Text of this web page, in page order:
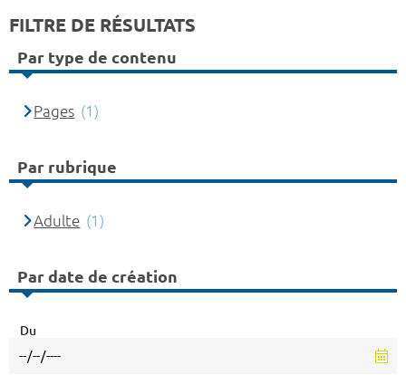
FILTRE DE RÉSULTATS
Par type de contenu
Pages (1)
Par rubrique
Adulte (1)
Par date de création
Du